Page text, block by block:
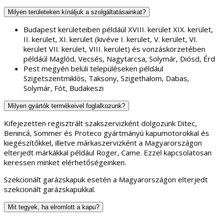
Milyen területeken kínáljuk a szolgáltatásainkat?
Budapest kerületeiben példáúl XVIII. kerület XIX. kerület,
II. kerület, XI. kerület (kivéve I. kerület, V. kerület, VI.
kerület VII. kerület, VIII. kerület) és vonzáskörzetében
példáúl Maglód, Vecsés, Nagytarcsa, Solymár, Diósd, Érd
Pest megyén belüli településeken például
Szigetszentmiklós, Taksony, Szigethalom, Dabas,
Solymár, Fót, Budakeszi
Milyen gyártók termékeivel foglalkozunk?
Kifejezetten regisztrált szakszervizként dolgozunk Ditec,
Benincá, Sommer és Proteco gyártmányú kapumotorokkal és
kiegészítőkkel, illetve márkaszervizként a Magyarországon
elterjedt márkákkal például Roger, Came. Ezzel kapcsolatosan
keressen minket elérhetőségeinken.
Szekcionált garázskapuk esetén a Magyarországon elterjedt
szekcionált garázskapukkal.
Mit tegyek, ha elromlott a kapu?